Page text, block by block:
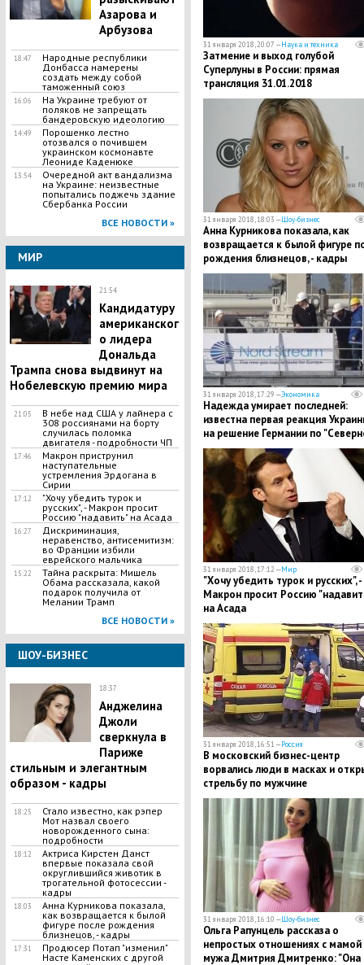
Азарова и
Арбузова
18:47
Народные республики
Донбасса намерены
создать между собой
таможенный союз
16:06
На Украине требуют от
поляков не запрещать
бандеровскую идеологию
14:49
Порошенко лестно
отозвался о почившем
украинском космонавте
Леониде Каденюке
13:54
Очередной акт вандализма
на Украине: неизвестные
попытались поджечь здание
Сбербанка России
ВСЕ НОВОСТИ »
МИР
21:54
Кандидатуру
американског
о лидера
Дональда
Трампа снова выдвинут на
Нобелевскую премию мира
21:05
В небе над США у лайнера с
308 россиянами на борту
случилась поломка
двигателя - подробности ЧП
17:46
Макрон приструнил
наступательные
устремления Эрдогана в
Сирии
17:12
"Хочу убедить турок и
русских", - Макрон просит
Россию "надавить" на Асада
16:27
Дискриминация,
неравенство, антисемитизм:
во Франции избили
еврейского мальчика
15:22
Тайна раскрыта: Мишель
Обама рассказала, какой
подарок получила от
Мелании Трамп
ВСЕ НОВОСТИ »
ШОУ-БИЗНЕС
18:37
Анджелина
Джоли
сверкнула в
Париже
стильным и элегантным
образом - кадры
18:25
Стало известно, как рэпер
Мот назвал своего
новорожденного сына:
подробности
18:12
Актриса Кирстен Данст
впервые показала свой
округлившийся животик в
трогательной фотосессии -
кадры
18:03
Анна Курникова показала,
как возвращается к былой
фигуре после рождения
близнецов, - кадры
17:31
Продюсер Потап "изменил"
Насте Каменских с другой
31 января 2018, 20:07 —Наука и техника
Затмение и выход голубой
Суперлуны в России: прямая
трансляция 31.01.2018
31 января 2018, 18:03 —Шоу-бизнес
Анна Курникова показала, как
возвращается к былой фигуре
рождения близнецов, - кадры
31 января 2018, 17:29 —Экономика
Надежда умирает последней:
известна первая реакция
на решение Германии по
потоку – 2"
31 января 2018, 17:12 —Мир
"Хочу убедить турок и русских", -
Макрон просит Россию
на Асада
31 января 2018, 16:51 —Россия
В московский бизнес-центр
ворвались люди в масках и
стрельбу по мужчине
31 января 2018, 16:10 —Шоу-бизнес
Ольга Рапунцель рассказа о
непростых отношениях с мамой
мужа Дмитрия Дмитренко: "Она